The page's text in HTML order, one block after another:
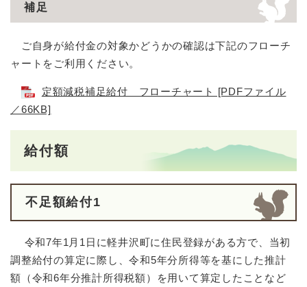
補足
ご自身が給付金の対象かどうかの確認は下記のフローチ
ャートをご利用ください。
定額減税補足給付 フローチャート [PDFファイル
／66KB]
給付額
不足額給付1
令和7年1月1日に軽井沢町に住民登録がある方で、当初
調整給付の算定に際し、令和5年分所得等を基にした推計
額（令和6年分推計所得税額）を用いて算定したことなど